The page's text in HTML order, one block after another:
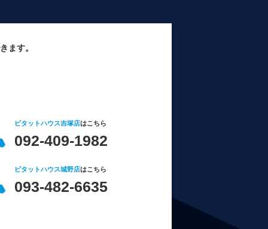
ます。
ピタットハウス吉塚店はこちら
092-409-1982
ピタットハウス城野店はこちら
093-482-6635